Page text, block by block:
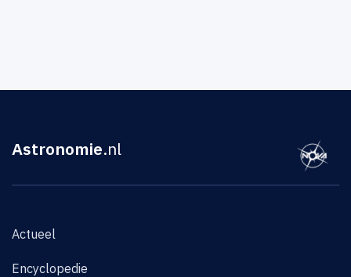
Astronomie.nl
Actueel
Encyclopedie